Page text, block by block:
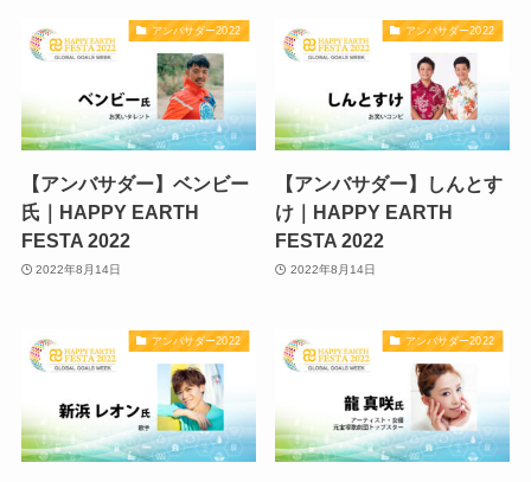
アンバサダー2022
【アンバサダー】ベンビー
氏｜HAPPY EARTH
FESTA 2022
2022年8月14日
アンバサダー2022
【アンバサダー】しんとす
け｜HAPPY EARTH
FESTA 2022
2022年8月14日
アンバサダー2022 アンバサダー2022